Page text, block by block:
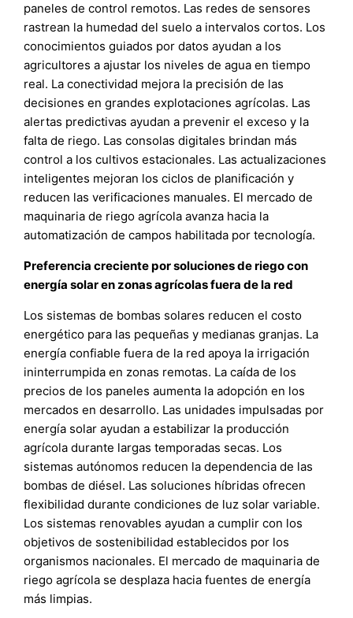
paneles de control remotos. Las redes de sensores
rastrean la humedad del suelo a intervalos cortos. Los
conocimientos guiados por datos ayudan a los
agricultores a ajustar los niveles de agua en tiempo
real. La conectividad mejora la precisión de las
decisiones en grandes explotaciones agrícolas. Las
alertas predictivas ayudan a prevenir el exceso y la
falta de riego. Las consolas digitales brindan más
control a los cultivos estacionales. Las actualizaciones
inteligentes mejoran los ciclos de planificación y
reducen las verificaciones manuales. El mercado de
maquinaria de riego agrícola avanza hacia la
automatización de campos habilitada por tecnología.
Preferencia creciente por soluciones de riego con
energía solar en zonas agrícolas fuera de la red
Los sistemas de bombas solares reducen el costo
energético para las pequeñas y medianas granjas. La
energía confiable fuera de la red apoya la irrigación
ininterrumpida en zonas remotas. La caída de los
precios de los paneles aumenta la adopción en los
mercados en desarrollo. Las unidades impulsadas por
energía solar ayudan a estabilizar la producción
agrícola durante largas temporadas secas. Los
sistemas autónomos reducen la dependencia de las
bombas de diésel. Las soluciones híbridas ofrecen
flexibilidad durante condiciones de luz solar variable.
Los sistemas renovables ayudan a cumplir con los
objetivos de sostenibilidad establecidos por los
organismos nacionales. El mercado de maquinaria de
riego agrícola se desplaza hacia fuentes de energía
más limpias.